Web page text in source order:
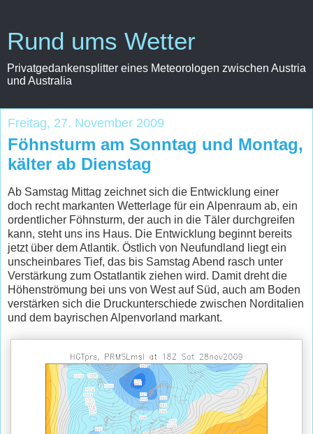
Rund ums Wetter
Privatgedankensplitter eines Meteorologen zwischen Austria
und Australia
Freitag, 27. November 2009
Föhnsturm am Sonntag und Montag,
kälter ab Dienstag
Ab Samstag Mittag zeichnet sich die Entwicklung einer
doch recht markanten Wetterlage für ein Alpenraum ab, ein
ordentlicher Föhnsturm, der auch in die Täler durchgreifen
kann, steht uns ins Haus. Die Entwicklung beginnt bereits
jetzt über dem Atlantik. Östlich von Neufundland liegt ein
unscheinbares Tief, das bis Samstag Abend rasch unter
Verstärkung zum Ostatlantik ziehen wird. Damit dreht die
Höhenströmung bei uns von West auf Süd, auch am Boden
verstärken sich die Druckunterschiede zwischen Norditalien
und dem bayrischen Alpenvorland markant.